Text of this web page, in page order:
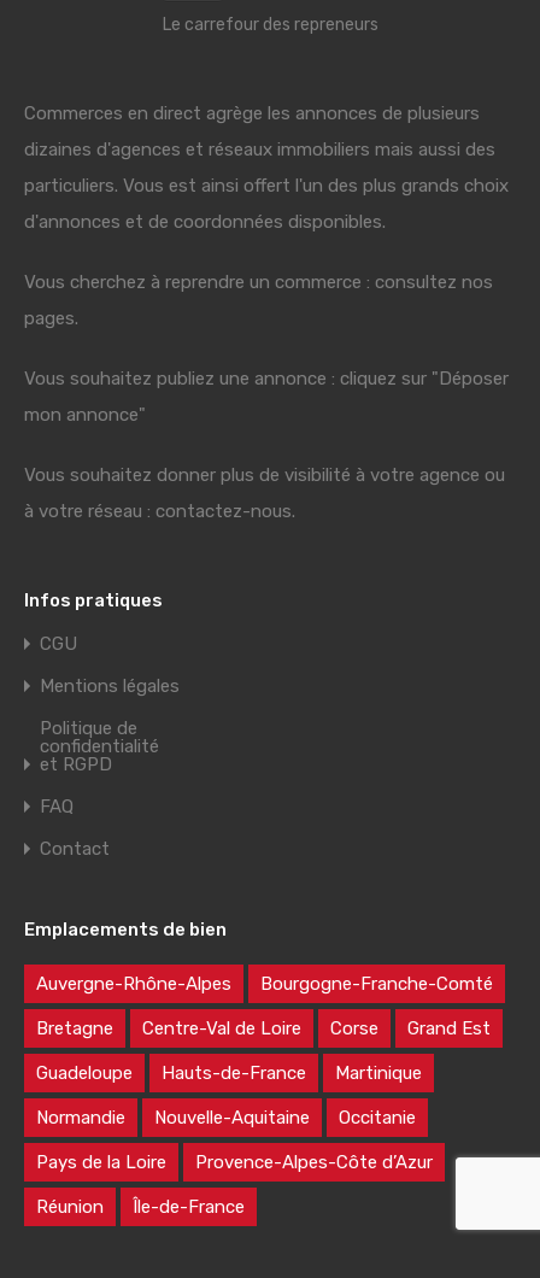
Le carrefour des repreneurs
Commerces en direct agrège les annonces de plusieurs
dizaines d'agences et réseaux immobiliers mais aussi des
particuliers. Vous est ainsi offert l'un des plus grands choix
d'annonces et de coordonnées disponibles.
Vous cherchez à reprendre un commerce : consultez nos
pages.
Vous souhaitez publiez une annonce : cliquez sur "Déposer
mon annonce"
Vous souhaitez donner plus de visibilité à votre agence ou
à votre réseau : contactez-nous.
Infos pratiques
CGU
Mentions légales
Politique de
confidentialité
et RGPD
FAQ
Contact
Emplacements de bien
Auvergne-Rhône-Alpes Bourgogne-Franche-Comté
Bretagne Centre-Val de Loire Corse Grand Est
Guadeloupe Hauts-de-France Martinique
Normandie Nouvelle-Aquitaine Occitanie
Pays de la Loire Provence-Alpes-Côte d’Azur
Réunion Île-de-France